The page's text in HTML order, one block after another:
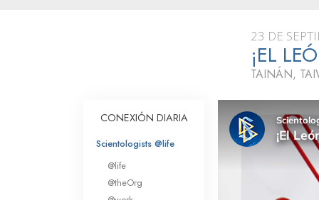
Qué dicen los
Scientology
Conoce a un
Dentro de una Iglesia
Los Principios
Una Introducción a
23 DE
¡EL
TAINÁN,
CONEXIÓN DIARIA
Scientologists @life
@life
@theOrg